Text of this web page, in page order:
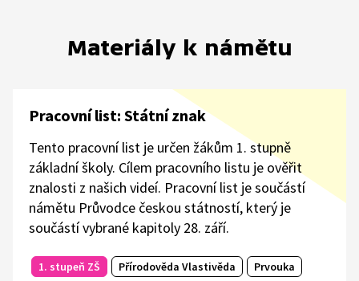
Materiály k námětu
Pracovní list: Státní znak
Tento pracovní list je určen žákům 1. stupně
základní školy. Cílem pracovního listu je ověřit
znalosti z našich videí. Pracovní list je součástí
námětu Průvodce českou státností, který je
součástí vybrané kapitoly 28. září.
1. stupeň ZŠ Přírodověda Vlastivěda Prvouka